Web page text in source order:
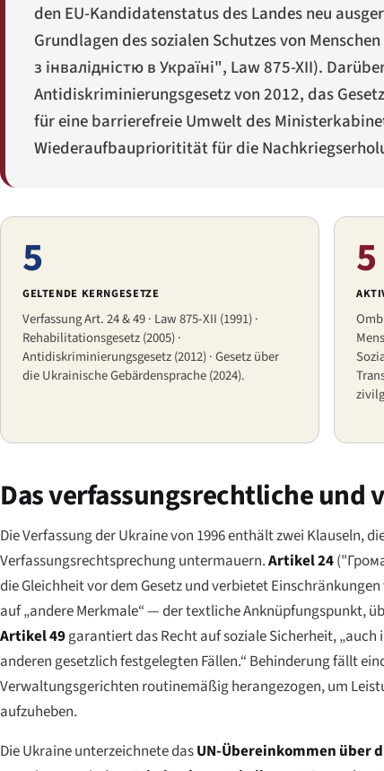
den EU-Kandidatenstatus des Landes neu
Grundlagen des sozialen Schutzes von
з інвалідністю в Україні", Law 875-XII).
Antidiskriminierungsgesetz von 2012, das
für eine barrierefreie Umwelt des
Wiederaufbauprioritität für die
5
GELTENDE KERNGESETZE
Verfassung Art. 24 & 49 · Law 875-XII (1991) ·
Rehabilitationsgesetz (2005) ·
Antidiskriminierungsgesetz (2012) · Gesetz über
die Ukrainische Gebärdensprache (2024).
5
Das verfassungsrechtliche
Die Verfassung der Ukraine von 1996 enthält zwei Klauseln,
Verfassungsrechtsprechung untermauern.Artikel 24(
die Gleichheit vor dem Gesetz und verbietet
auf „andere Merkmale“ — der textliche Anknüpfungspunkt,
Artikel 49garantiert das Recht auf soziale Sicherheit,
anderen gesetzlich festgelegten Fällen.“ Behinderung fällt
Verwaltungsgerichten routinemäßig herangezogen, um
aufzuheben.
Die Ukraine unterzeichnete dasUN-Übereinkommen über